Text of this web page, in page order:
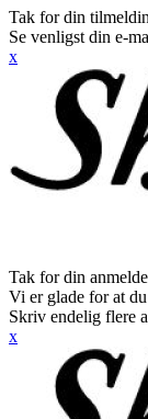
Tak for din
Se venligst din e-
x
Tak for din
Vi er glade for at
Skriv endelig flere
x